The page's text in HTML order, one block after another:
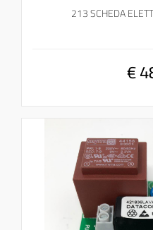
213 SCHEDA
€